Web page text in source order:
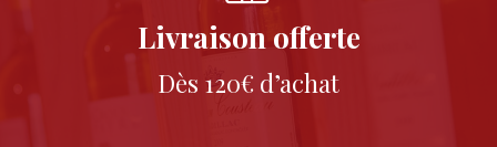
Livraison offerte
Dès 120€ d’achat